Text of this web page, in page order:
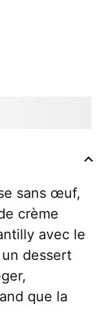
sans œuf,
crème
avec le
dessert
que la